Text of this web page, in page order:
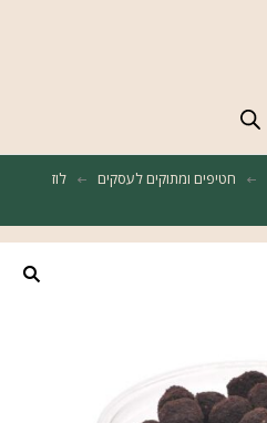
חטיפים ומתוקים לעסקים
לוז